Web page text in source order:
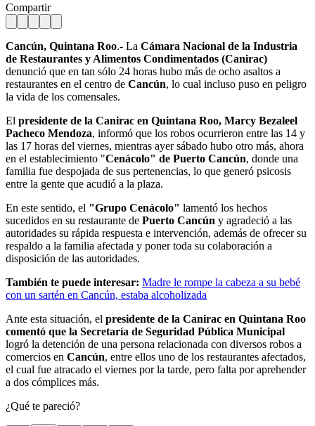
Compartir
Cancún, Quintana Roo.- La Cámara Nacional de la Industria
de Restaurantes y Alimentos Condimentados (Canirac)
denunció que en tan sólo 24 horas hubo más de ocho asaltos a
restaurantes en el centro de Cancún, lo cual incluso puso en peligro
la vida de los comensales.
El presidente de la Canirac en Quintana Roo, Marcy Bezaleel
Pacheco Mendoza, informó que los robos ocurrieron entre las 14 y
las 17 horas del viernes, mientras ayer sábado hubo otro más, ahora
en el establecimiento "Cenácolo" de Puerto Cancún, donde una
familia fue despojada de sus pertenencias, lo que generó psicosis
entre la gente que acudió a la plaza.
En este sentido, el "Grupo Cenácolo" lamentó los hechos
sucedidos en su restaurante de Puerto Cancún y agradeció a las
autoridades su rápida respuesta e intervención, además de ofrecer su
respaldo a la familia afectada y poner toda su colaboración a
disposición de las autoridades.
También te puede interesar: Madre le rompe la cabeza a su bebé
con un sartén en Cancún, estaba alcoholizada
Ante esta situación, el presidente de la Canirac en Quintana Roo
comentó que la Secretaría de Seguridad Pública Municipal
logró la detención de una persona relacionada con diversos robos a
comercios en Cancún, entre ellos uno de los restaurantes afectados,
el cual fue atracado el viernes por la tarde, pero falta por aprehender
a dos cómplices más.
¿Qué te pareció?